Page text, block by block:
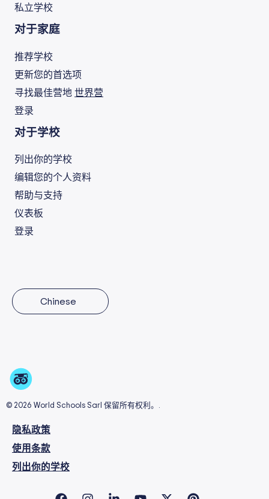
私立学校
对于家庭
推荐学校
更新您的首选项
寻找最佳营地 世界营
登录
对于学校
列出你的学校
编辑您的个人资料
帮助与支持
仪表板
登录
© 2026 World Schools Sarl 保留所有权利。.
隐私政策
使用条款
列出你的学校
Chinese